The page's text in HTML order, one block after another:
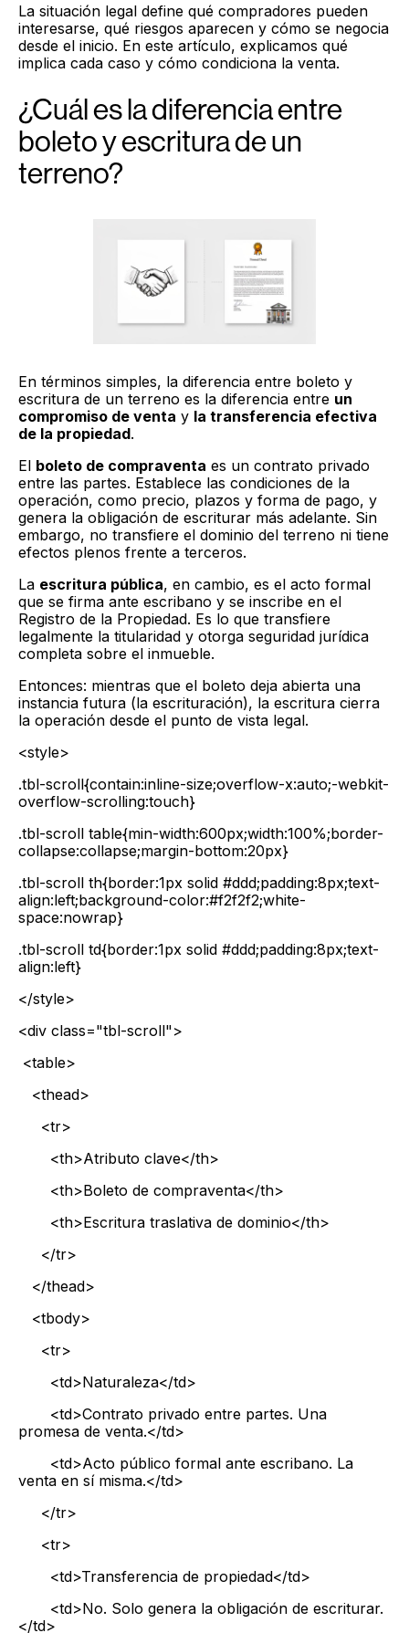
La situación legal define qué compradores pueden
interesarse, qué riesgos aparecen y cómo se negocia
desde el inicio. En este artículo, explicamos qué
implica cada caso y cómo condiciona la venta.
¿Cuál es la diferencia entre
boleto y escritura de un
terreno?
En términos simples, la diferencia entre boleto y
escritura de un terreno es la diferencia entre un
compromiso de venta y la transferencia efectiva
de la propiedad.
El boleto de compraventa es un contrato privado
entre las partes. Establece las condiciones de la
operación, como precio, plazos y forma de pago, y
genera la obligación de escriturar más adelante. Sin
embargo, no transfiere el dominio del terreno ni tiene
efectos plenos frente a terceros.
La escritura pública, en cambio, es el acto formal
que se firma ante escribano y se inscribe en el
Registro de la Propiedad. Es lo que transfiere
legalmente la titularidad y otorga seguridad jurídica
completa sobre el inmueble.
Entonces: mientras que el boleto deja abierta una
instancia futura (la escrituración), la escritura cierra
la operación desde el punto de vista legal.
<style>
.tbl-scroll{contain:inline-size;overflow-x:auto;-webkit-
overflow-scrolling:touch}
.tbl-scroll table{min-width:600px;width:100%;border-
collapse:collapse;margin-bottom:20px}
.tbl-scroll th{border:1px solid #ddd;padding:8px;text-
align:left;background-color:#f2f2f2;white-
space:nowrap}
.tbl-scroll td{border:1px solid #ddd;padding:8px;text-
align:left}
</style>
<div class="tbl-scroll">
<table>
<thead>
<tr>
<th>Atributo clave</th>
<th>Boleto de compraventa</th>
<th>Escritura traslativa de dominio</th>
</tr>
</thead>
<tbody>
<tr>
<td>Naturaleza</td>
<td>Contrato privado entre partes. Una
promesa de venta.</td>
<td>Acto público formal ante escribano. La
venta en sí misma.</td>
</tr>
<tr>
<td>Transferencia de propiedad</td>
<td>No. Solo genera la obligación de escriturar.
</td>